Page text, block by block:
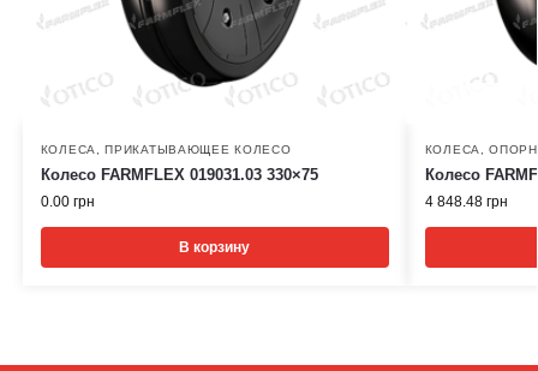
КОЛЕСА ,ПРИКАТЫВАЮЩЕЕ КОЛЕСО
Колесо FARMFLEX 019031.03 330×75
0.00 грн
В корзину
КОЛЕСА ,
Колесо
4 848.48 грн